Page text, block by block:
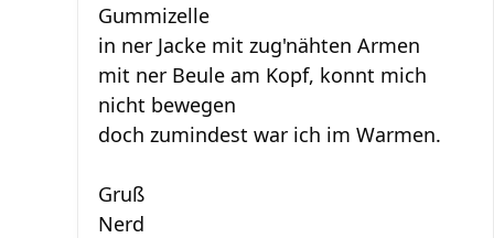
Gummizelle
in ner Jacke mit zug'nähten Armen
mit ner Beule am Kopf, konnt mich
nicht bewegen
doch zumindest war ich im Warmen.
Gruß
Nerd